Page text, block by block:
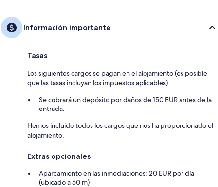
Información importante
Tasas
Los siguientes cargos se pagan en el alojamiento (es posible
que las tasas incluyan los impuestos aplicables):
Se cobrará un depósito por daños de 150 EUR antes de la
entrada.
Hemos incluido todos los cargos que nos ha proporcionado el
alojamiento.
Extras opcionales
Aparcamiento en las inmediaciones: 20 EUR por día
(ubicado a 50 m)